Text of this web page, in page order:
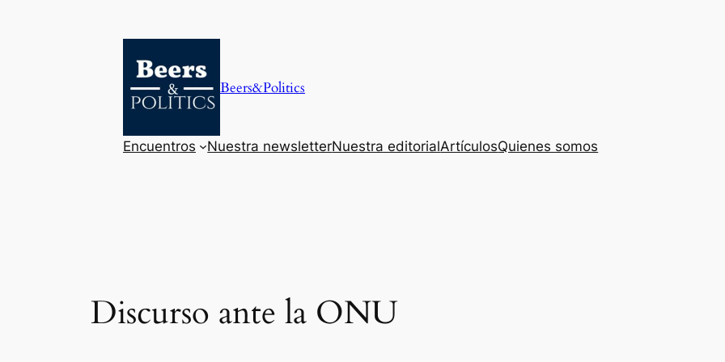
Beers&Politics
Encuentros Nuestra newsletterNuestra editorialArtículosQuienes somos
Discurso ante la ONU